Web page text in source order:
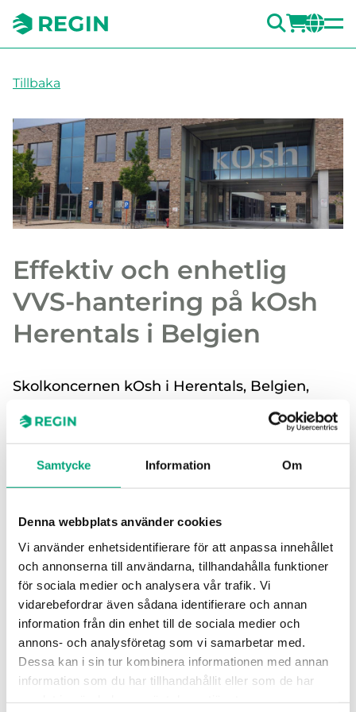
Samtycke Information Om
Denna webbplats använder cookies
Vi använder enhetsidentifierare för att anpassa innehållet
och annonserna till användarna, tillhandahålla funktioner
för sociala medier och analysera vår trafik. Vi
vidarebefordrar även sådana identifierare och annan
information från din enhet till de sociala medier och
annons- och analysföretag som vi samarbetar med.
Dessa kan i sin tur kombinera informationen med annan
information som du har tillhandahållit eller som de har
SÖK
Tillbaka
Effektiv och enhetlig
VVS-hantering på kOsh
Herentals i Belgien
Skolkoncernen kOsh i Herentals, Belgien,
stöder både grund- och gymnasieutbildning
och har över 4000 elever fördelade på fem
skolan prioriterat en strömlinjeformad
säkerställa optimal komfort.
För att uppnå detta valde kOsh Energoo som sin
partner för att implementera en enhetlig VVS-
hanteringslösning. Genom att använda Regins
friprogrammerbara lösningar har Energoo
tillhandahållit ett mångsidigt och skalbart system
som uppfyller behoven hos skolans omfattande
anläggningar.